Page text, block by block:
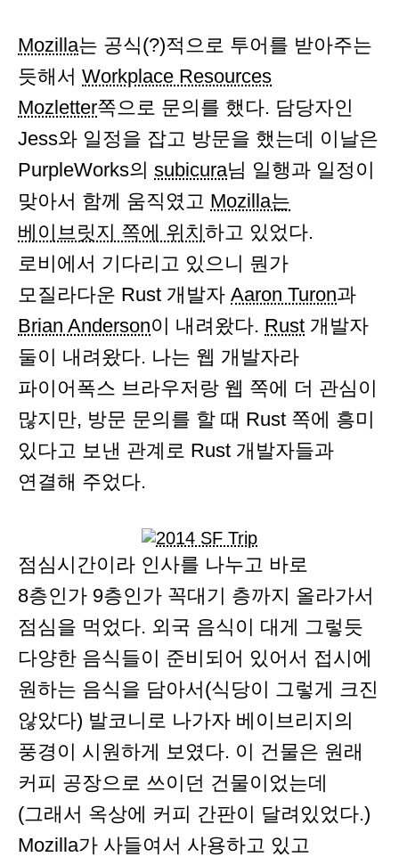
Mozilla는 공식(?)적으로 투어를 받아주는
듯해서 Workplace Resources
Mozletter쪽으로 문의를 했다. 담당자인
Jess와 일정을 잡고 방문을 했는데 이날은
PurpleWorks의 subicura님 일행과 일정이
맞아서 함께 움직였고 Mozilla는
베이브릿지 쪽에 위치하고 있었다.
로비에서 기다리고 있으니 뭔가
모질라다운 Rust 개발자 Aaron Turon과
Brian Anderson이 내려왔다. Rust 개발자
둘이 내려왔다. 나는 웹 개발자라
파이어폭스 브라우저랑 웹 쪽에 더 관심이
많지만, 방문 문의를 할 때 Rust 쪽에 흥미
있다고 보낸 관계로 Rust 개발자들과
연결해 주었다.
점심시간이라 인사를 나누고 바로
8층인가 9층인가 꼭대기 층까지 올라가서
점심을 먹었다. 외국 음식이 대게 그렇듯
다양한 음식들이 준비되어 있어서 접시에
원하는 음식을 담아서(식당이 그렇게 크진
않았다) 발코니로 나가자 베이브리지의
풍경이 시원하게 보였다. 이 건물은 원래
커피 공장으로 쓰이던 건물이었는데
(그래서 옥상에 커피 간판이 달려있었다.)
Mozilla가 사들여서 사용하고 있고